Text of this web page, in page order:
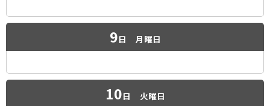
9日 月曜日
10日 火曜日